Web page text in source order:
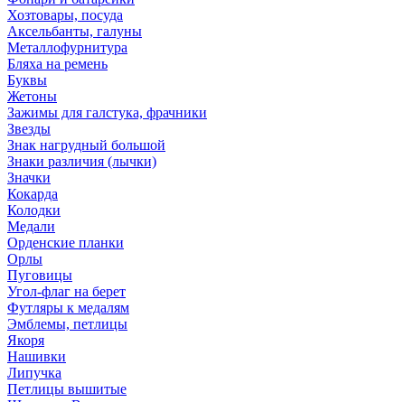
Хозтовары, посуда
Аксельбанты, галуны
Металлофурнитура
Бляха на ремень
Буквы
Жетоны
Зажимы для галстука, фрачники
Звезды
Знак нагрудный большой
Знаки различия (лычки)
Значки
Кокарда
Колодки
Медали
Орденские планки
Орлы
Пуговицы
Угол-флаг на берет
Футляры к медалям
Эмблемы, петлицы
Якоря
Нашивки
Липучка
Петлицы вышитые